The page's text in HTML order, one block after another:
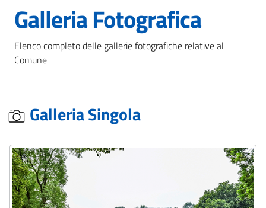
Galleria Fotografica
Elenco completo delle gallerie fotografiche relative al
Comune
Galleria Singola